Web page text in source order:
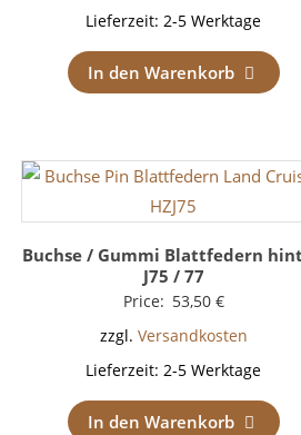
Lieferzeit:2-5 Werktage
In den Warenkorb
Buchse / Gummi Blattfedern
J75 / 77
Price: 53,50 €
zzgl. Versandkosten
Lieferzeit:2-5 Werktage
In den Warenkorb